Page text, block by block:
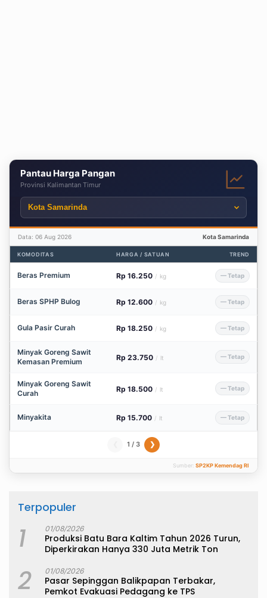
Pantau Harga Pangan
Provinsi Kalimantan Timur
Data: 06 Aug 2026 Kota Samarinda
KOMODITAS HARGA / SATUAN TREND
Beras Premium Rp 16.250 / kg — Tetap
Beras SPHP Bulog Rp 12.600 / kg — Tetap
Gula Pasir Curah Rp 18.250 / kg — Tetap
Minyak Goreng Sawit
Kemasan Premium
Rp 23.750 / lt — Tetap
Minyak Goreng Sawit
Curah
Rp 18.500 / lt — Tetap
Minyakita Rp 15.700 / lt — Tetap
1 / 3 ❯
Sumber: SP2KP Kemendag RI
Terpopuler
1 01/08/2026
Produksi Batu Bara Kaltim Tahun 2026 Turun,
Diperkirakan Hanya 330 Juta Metrik Ton
2 01/08/2026
Pasar Sepinggan Balikpapan Terbakar,
Pemkot Evakuasi Pedagang ke TPS